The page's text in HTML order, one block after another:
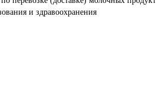
и здравоохранения